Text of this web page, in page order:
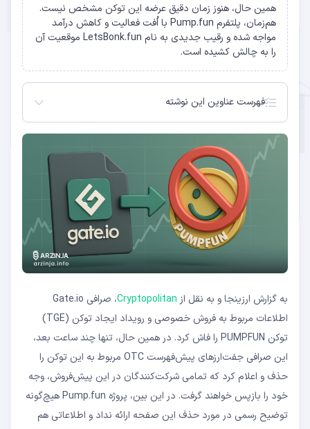
همین حال، هنوز زمان دقیق عرضه این توکن مشخص نیست.
هم‌زمان، پلتفرم Pump.fun با اُفت فعالیت و کاهش درآمد
مواجه شده و رقیب جدیدی به نام LetsBonk.fun موقعیت آن
را به چالش کشیده است.
فهرست عناوین این نوشته
تصمیم صرافی برای توقف کامل معاملات و حذف
صفحه معرفی
حذف سریع صفحه پیش‌فروش و احتمال تعویق عرضه
کاهش فعالیت‌ها در Pump.fun و رقابت از سوی سایر
پلتفرم‌ها
کاهش تعداد سازندگان توکن و اُفت مشارکت کاربران
به گزارش ارزینجا و به نقل از Cryptopolitan
، صرافی Gate.io
اطلاعات مربوط به فروش خصوصی و رویداد ایجاد توکن (TGE)
توکن PUMPFUN را فاش کرد. در همین حال، تنها چند ساعت بعد،
این صرافی جفت‌ارزهای پیش‌فهرست OTC مربوط به این توکن را
حذف و اعلام کرد که تمامی شرکت‌کنندگان در این پیش‌فروش، وجه
خود را بازپس خواهند گرفت. در این بین، پروژه Pump.fun هیچ‌گونه
توضیح رسمی در مورد حذف این صفحه ارائه نداد و اطلاعاتی هم